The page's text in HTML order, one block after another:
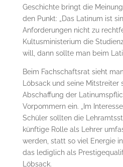
Geschichte bringt die
den Punkt: „Das Latinum ist
Anforderungen nicht zu
Kultusministerium die
will, dann sollte man beim
Beim Fachschaftsrat sieht
Löbsack und seine
Abschaffung der
Vorpommern ein. „Im
Schüler sollten die
künftige Rolle als Lehrer
werden, statt so viel Energie
das lediglich als
Löbsack.